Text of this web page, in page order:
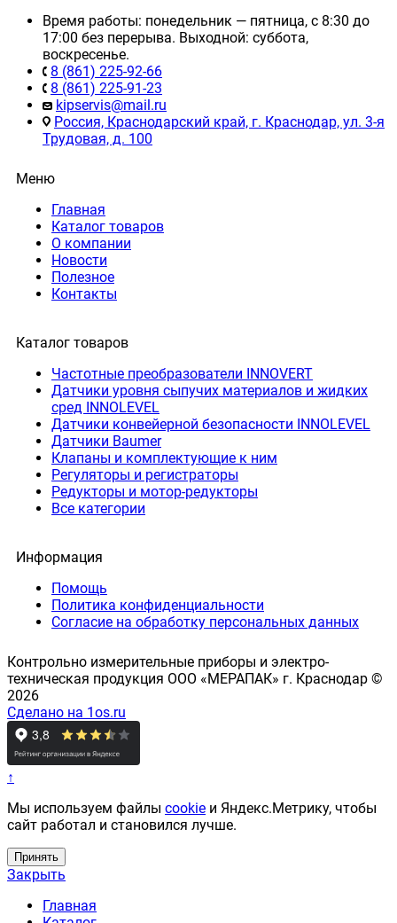
Время работы: понедельник — пятница, с 8:30 до
17:00 без перерыва. Выходной: суббота,
воскресенье.
8 (861) 225-92-66
8 (861) 225-91-23
kipservis@mail.ru
Россия, Краснодарский край, г. Краснодар, ул. 3-я
Трудовая, д. 100
Меню
Главная
Каталог товаров
О компании
Новости
Полезное
Контакты
Каталог товаров
Частотные преобразователи INNOVERT
Датчики уровня сыпучих материалов и жидких
сред INNOLEVEL
Датчики конвейерной безопасности INNOLEVEL
Датчики Baumer
Клапаны и комплектующие к ним
Регуляторы и регистраторы
Редукторы и мотор-редукторы
Все категории
Информация
Помощь
Политика конфиденциальности
Согласие на обработку персональных данных
Контрольно измерительные приборы и электро-
техническая продукция ООО «МЕРАПАК» г. Краснодар ©
2026
Сделано на 1os.ru
↑
Мы используем файлы cookie и Яндекс.Метрику, чтобы
сайт работал и становился лучше.
Принять
Закрыть
Главная